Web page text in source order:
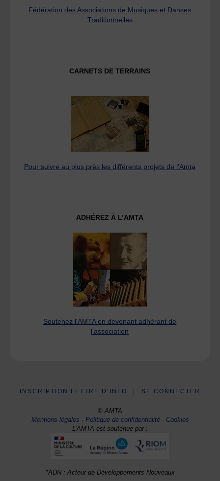
Fédération des Associations de Musiques et Danses
Traditionnelles
CARNETS DE TERRAINS
Pour suivre au plus près les différents projets de l’Amta
ADHÉREZ À L’AMTA
Soutenez l'AMTA en devenant adhérant de
l'association
INSCRIPTION LETTRE D’INFO SE CONNECTER
© AMTA
Mentions légales -Politique de confidentialité- Cookies
L'AMTA est soutenue par :
*ADN : Acteur de Développements Nouveaux